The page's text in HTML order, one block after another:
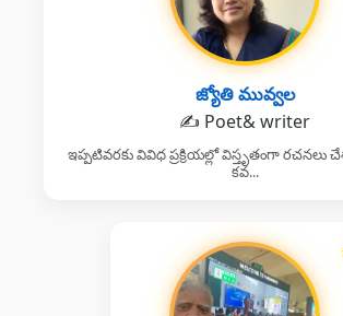
జ్యోతి మువ్వల
✍️ Poet& writer
ఇప్పటివరకు వివిధ ప్రక్రియల్లో విస్తృతంగా రచనలు
కవ...